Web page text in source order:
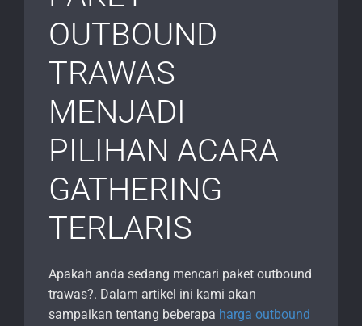
OUTBOUND
TRAWAS
MENJADI
PILIHAN ACARA
GATHERING
TERLARIS
Apakah anda sedang mencari paket outbound
trawas?. Dalam artikel ini kami akan
sampaikan tentang beberapa harga outbound